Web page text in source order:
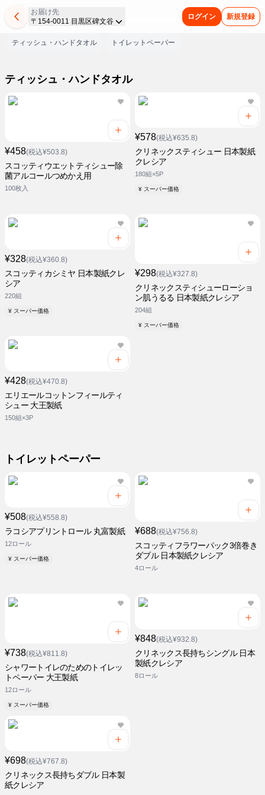
お届け先
〒154-0011 目黒区碑文谷
ログイン 新規登録
ティッシュ・ハンドタオル トイレットペーパー
ティッシュ・ハンドタオル
¥458(税込¥503.8)
スコッティウエットティシュー除
菌アルコールつめかえ用
100枚入
¥578(税込¥635.8)
クリネックスティシュー 日本製紙
クレシア
180組×5P
¥ スーパー価格
¥328(税込¥360.8)
スコッティカシミヤ 日本製紙クレ
シア
220組
¥ スーパー価格
¥298(税込¥327.8)
クリネックスティシューローショ
ン肌うるる 日本製紙クレシア
204組
¥ スーパー価格
¥428(税込¥470.8)
エリエールコットンフィールティ
シュー 大王製紙
150組×3P
トイレットペーパー
¥508(税込¥558.8)
ラコシアプリントロール 丸富製紙
12ロール
¥ スーパー価格
¥688(税込¥756.8)
スコッティフラワーパック3倍巻き
ダブル 日本製紙クレシア
4ロール
¥738(税込¥811.8)
シャワートイレのためのトイレッ
トペーパー 大王製紙
12ロール
¥ スーパー価格
¥848(税込¥932.8)
クリネックス長持ちシングル 日本
製紙クレシア
8ロール
¥698(税込¥767.8)
クリネックス長持ちダブル 日本製
紙クレシア